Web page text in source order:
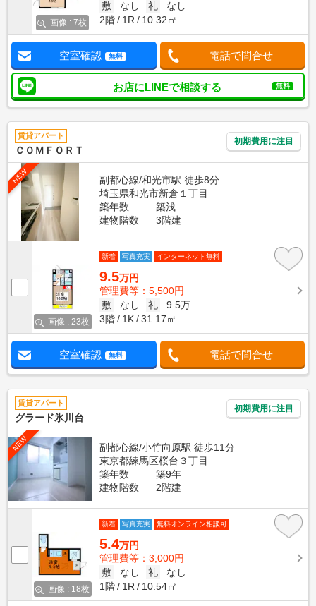
画像 : 7枚
敷 なし 礼
なし
2階
1R 10.32㎡
空室確認 無料 電話で問合せ
お店にLINEで相談する 無料
賃貸アパート
ＣＯＭＦＯＲＴ
初期費用に注目
NEW
副都心線/和光市駅 徒歩8分
埼玉県和光市新倉１丁目
築年数
築浅
建物階数
3階建
画像 : 23枚
新着 写真充実 インターネット無料
9.5万円
管理費等：5,500円
敷
なし 礼
9.5万
3階
1K 31.17㎡
空室確認 無料 電話で問合せ
賃貸アパート
グラード氷川台
初期費用に注目
NEW
副都心線/小竹向原駅 徒歩11分
東京都練馬区桜台３丁目
築年数
築9年
建物階数
2階建
画像 : 18枚
新着 写真充実 無料オンライン相談可
5.4万円
管理費等：3,000円
敷
なし 礼
なし
1階
1R 10.54㎡